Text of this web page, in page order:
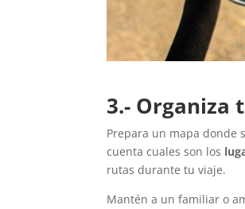
3.- Organiza
Prepara un mapa donde
cuenta cuales son los
rutas durante tu viaje.
Mantén a un familiar o